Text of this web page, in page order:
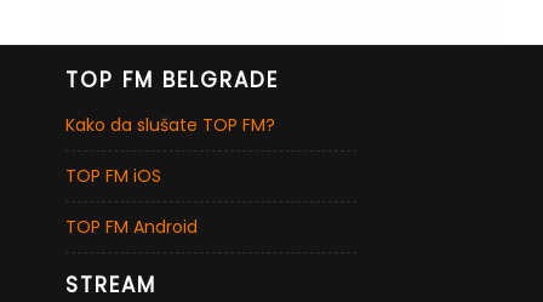
TOP FM BELGRADE
Kako da slušate TOP FM?
TOP FM iOS
TOP FM Android
STREAM